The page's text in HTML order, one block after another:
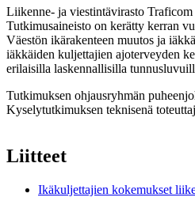
Liikenne- ja viestintävirasto
Tutkimusaineisto on kerätty kerran
Väestön ikärakenteen muutos ja
iäkkäiden kuljettajien ajoterveyden
erilaisilla laskennallisilla
Tutkimuksen ohjausryhmän
Kyselytutkimuksen teknisenä
Liitteet
Ikäkuljettajien kokemukset